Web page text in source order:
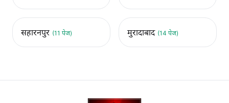
सहारनपुर (11 पेज) मुरादाबाद (14 पेज)